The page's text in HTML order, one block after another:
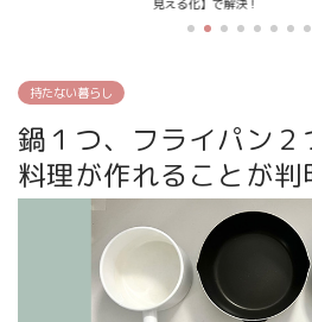
持たない暮らし
鍋１つ、フライパン
料理が作れることが判